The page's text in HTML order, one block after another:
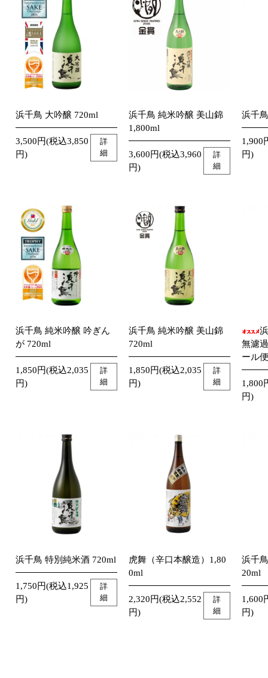
浜千鳥 大吟醸 720ml
3,500円(税込3,850
円)
詳
細
浜千鳥 純米吟醸 美山錦
1,800ml
3,600円(税込3,960
円)
詳
細
浜千
1,900
円)
浜千鳥 純米吟醸 吟ぎん
が 720ml
1,850円(税込2,035
円)
詳
細
浜千鳥 純米吟醸 美山錦
720ml
1,850円(税込2,035
円)
詳
細
無濾
ール
1,800
円)
浜千鳥 特別純米酒 720ml
1,750円(税込1,925
円)
詳
細
虎舞（辛口本醸造）1,80
0ml
2,320円(税込2,552
円)
詳
細
浜千
20ml
1,600
円)